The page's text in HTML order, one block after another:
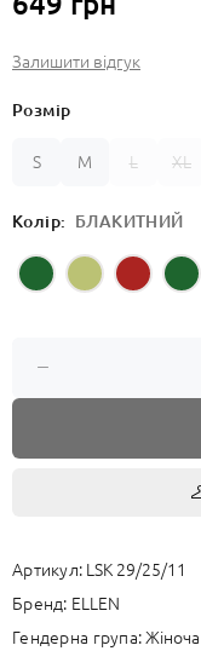
Залишити відгук
Розмір
S M L XL
Колір: БЛАКИТНИЙ
Артикул: LSK 29/25/11
Бренд: ELLEN
Гендерна група:Жіноча